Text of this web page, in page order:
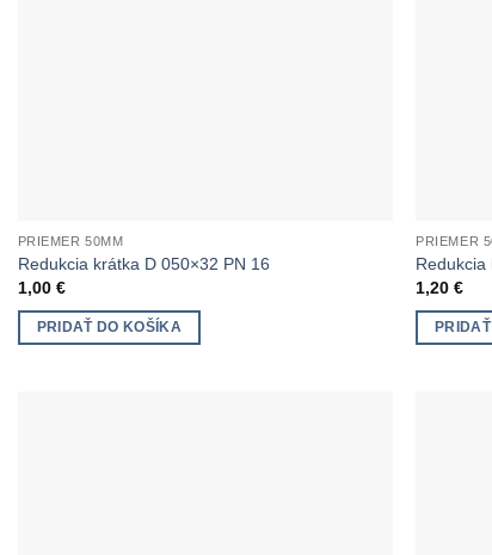
PRIEMER 50MM
Redukcia krátka D 050×32 PN 16
1,00 €
PRIDAŤ DO KOŠÍKA
PRIEMER
Redukcia
1,20€